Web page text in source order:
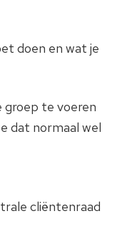
doen en wat je
groep te voeren
dat normaal wel
cliëntenraad